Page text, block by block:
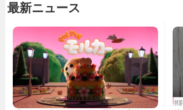
最新ニュース